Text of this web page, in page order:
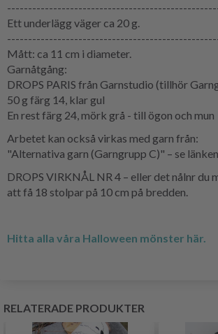
Ett underlägg väger ca 20 g.
Mått: ca 11 cm i diameter.
Garnåtgång:
DROPS PARIS från Garnstudio (tillhör
50 g färg 14, klar gul
En rest färg 24, mörk grå - till ögon och mun
Arbetet kan också virkas med garn från:
"Alternativa garn (Garngrupp C)" – se
DROPS VIRKNÅL NR 4 – eller det nålnr du
att få 18 stolpar på 10 cm på bredden.
Hitta alla våra Halloween mönster här.
RELATERADE PRODUKTER